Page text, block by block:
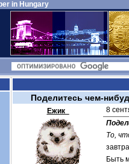
in Hungary
Поделитесь чем-
Ежик_ 8
То,
Быть